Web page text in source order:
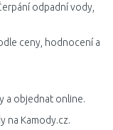
odpadní vody,
ceny, hodnocení a
a objednat online.
na Kamody.cz.